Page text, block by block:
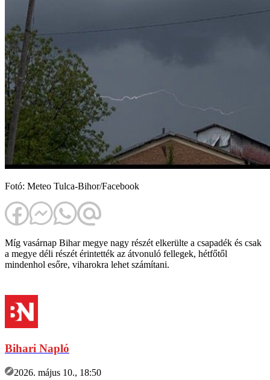
Fotó: Meteo Tulca-Bihor/Facebook
Míg vasárnap Bihar megye nagy részét elkerülte a csapadék és csak
a megye déli részét érintették az átvonuló fellegek, hétfőtől
mindenhol esőre, viharokra lehet számítani.
Bihari Napló
2026. május 10., 18:50